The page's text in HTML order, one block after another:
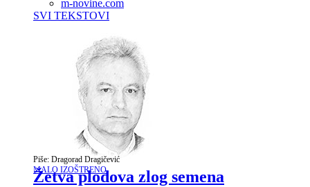
Author
m-novine.com
SVI TEKSTOVI
Piše: Dragorad Dragičević
MALO IZOŠTRENO
Žetva plodova zlog semena